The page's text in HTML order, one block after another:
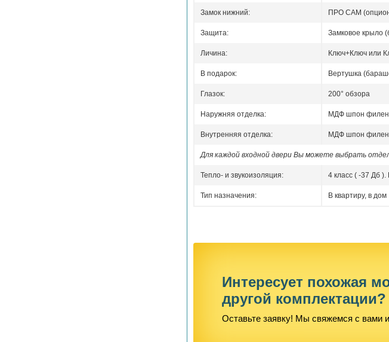
Замок нижний: ПРО САМ
Защита: Замковое крыло
Личина: Ключ+Ключ или
В подарок: Вертушка
Глазок: 200° обзора
Наружняя отделка: МДФ шпон
Внутренняя отделка: МДФ шпон
Для каждой входной двери Вы можете выбрать
Тепло- и звукоизоляция: 4 класс ( -37 Дб
Тип назначения: В квартиру, в дом
Интересует похожая
другой комплектации?
Оставьте заявку! Мы свяжемся с вами